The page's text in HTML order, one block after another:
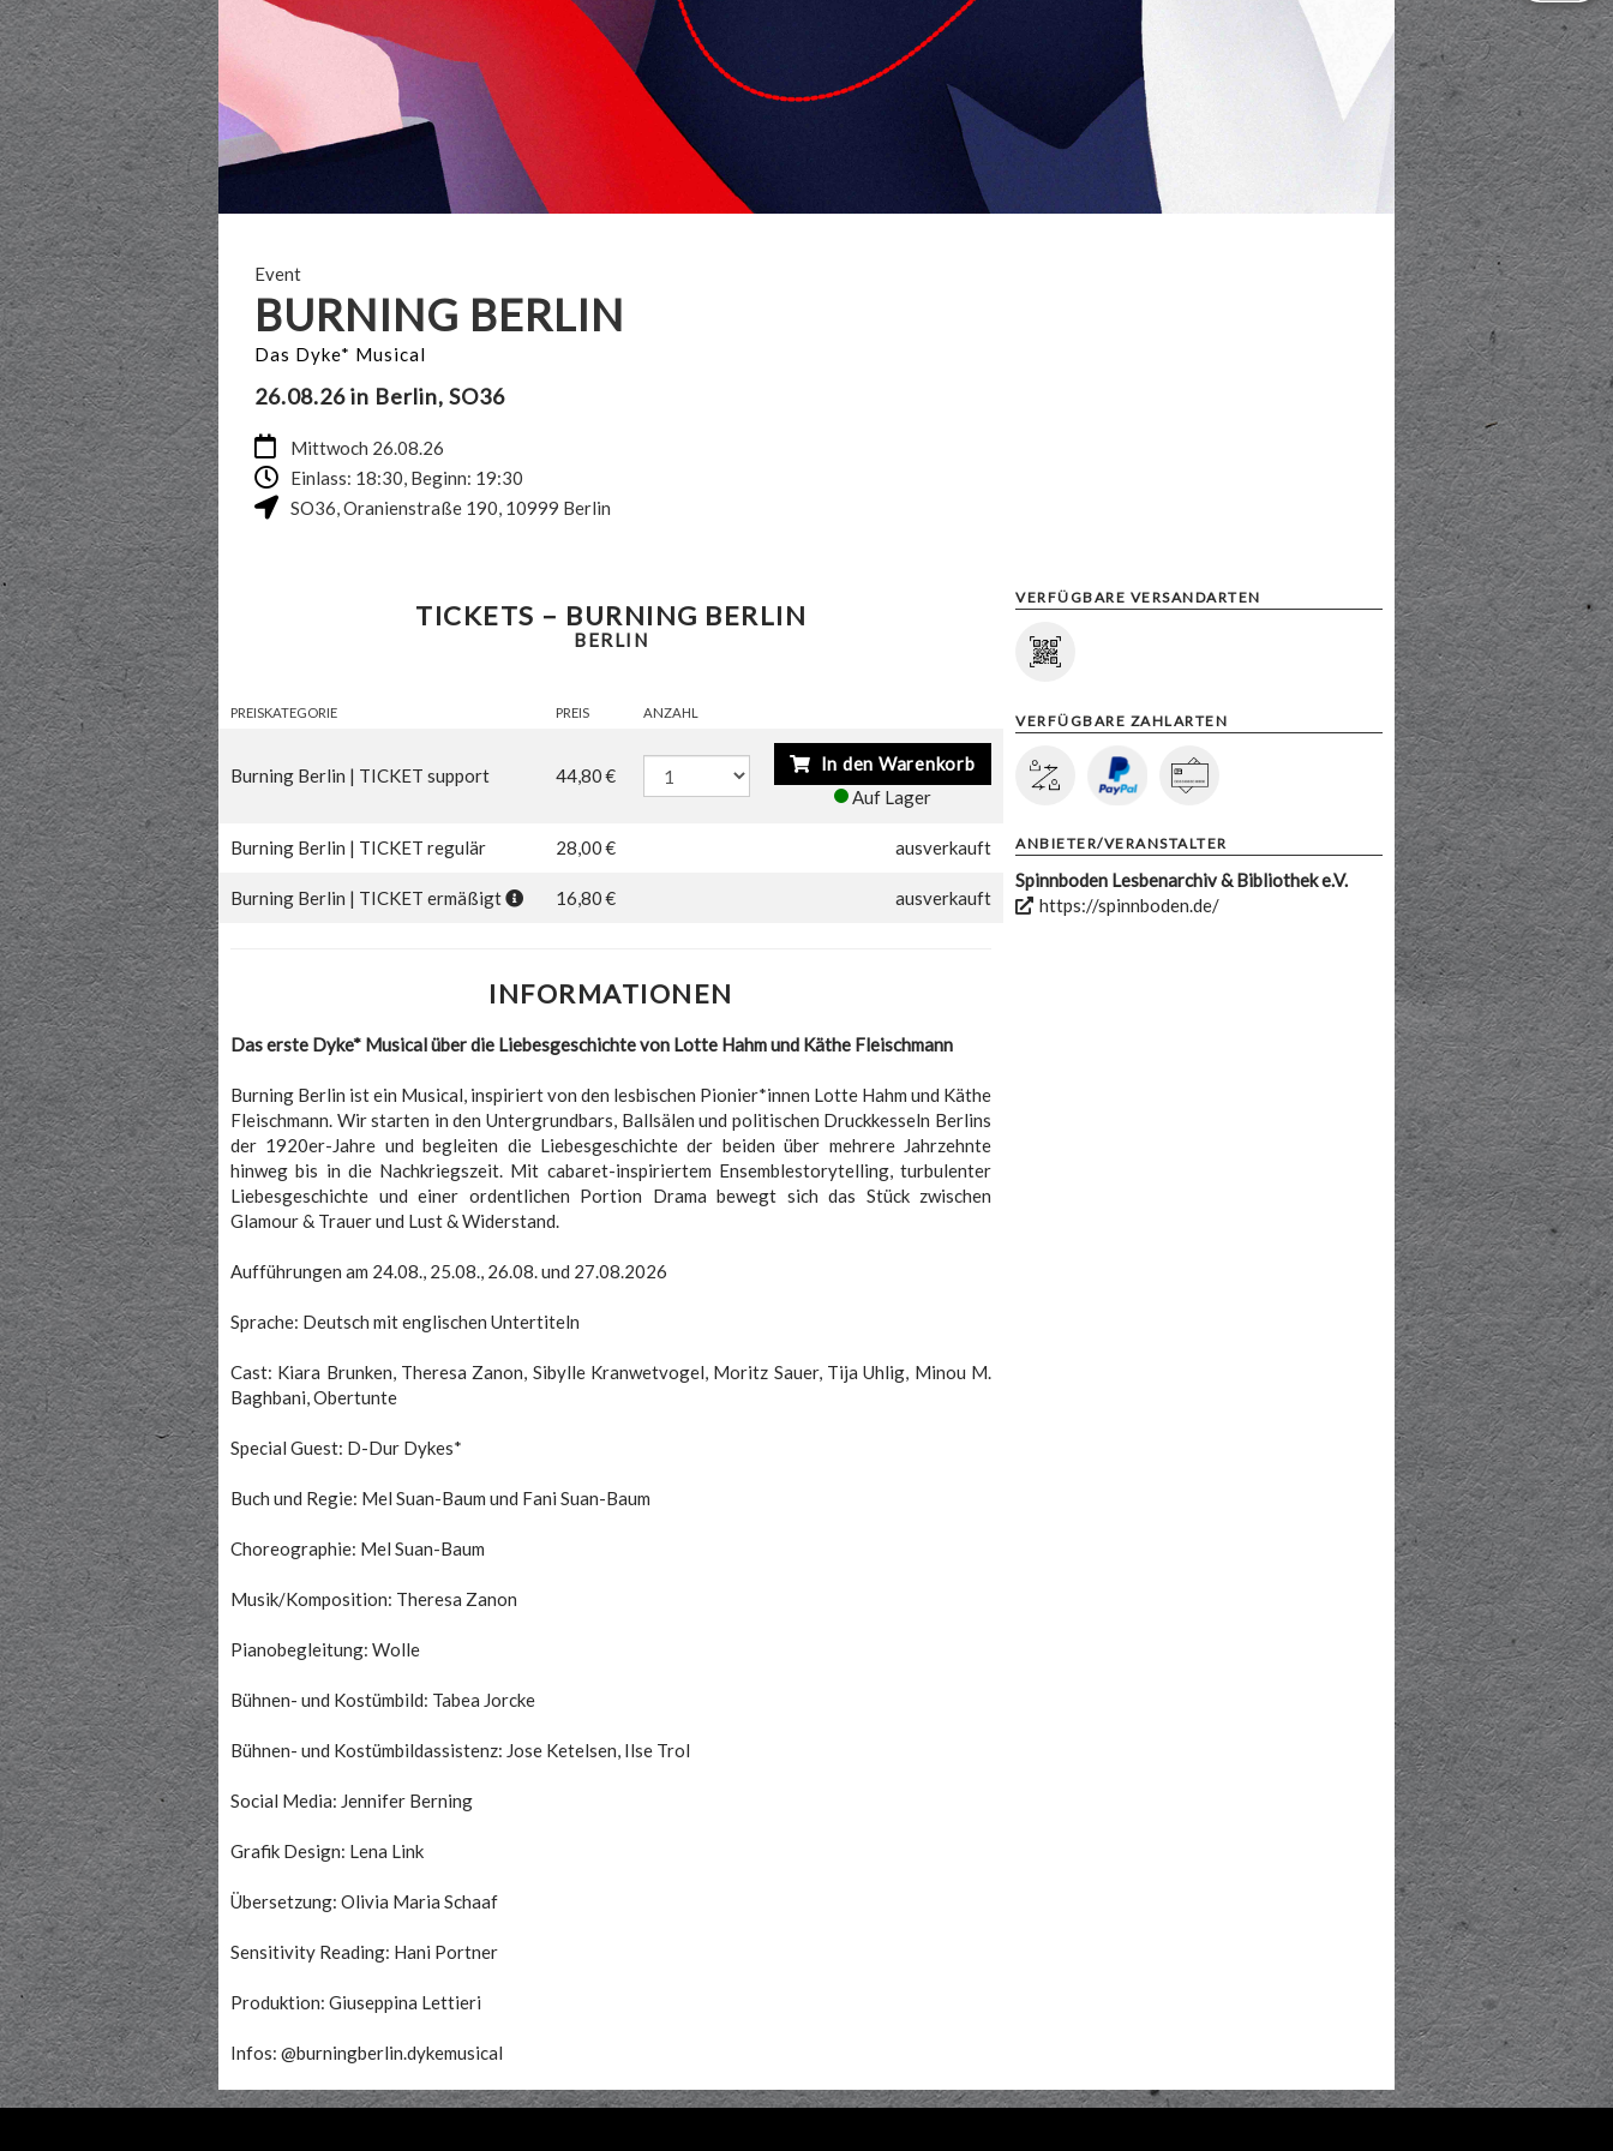
Event
BURNING BERLIN
Das Dyke* Musical
26.08.26 in Berlin, SO36
Mittwoch 26.08.26
Einlass: 18:30, Beginn: 19:30
SO36,Oranienstraße 190, 10999 Berlin
TICKETS – BURNING BERLIN
BERLIN
PREISKATEGORIE PREIS ANZAHL
Burning Berlin | TICKET support 44,80 €
In den Warenkorb
Auf Lager
Burning Berlin | TICKET regulär 28,00 € ausverkauft
Burning Berlin | TICKET ermäßigt 16,80 € ausverkauft
INFORMATIONEN
Das erste Dyke* Musical über die Liebesgeschichte von Lotte Hahm und Käthe Fleischmann
Burning Berlin ist ein Musical, inspiriert von den lesbischen Pionier*innen Lotte Hahm und Käthe
Fleischmann. Wir starten in den Untergrundbars, Ballsälen und politischen Druckkesseln Berlins
der 1920er-Jahre und begleiten die Liebesgeschichte der beiden über mehrere Jahrzehnte
hinweg bis in die Nachkriegszeit. Mit cabaret-inspiriertem Ensemblestorytelling, turbulenter
Liebesgeschichte und einer ordentlichen Portion Drama bewegt sich das Stück zwischen
Glamour & Trauer und Lust & Widerstand.
Aufführungen am 24.08., 25.08., 26.08. und 27.08.2026
Sprache: Deutsch mit englischen Untertiteln
Cast: Kiara Brunken, Theresa Zanon, Sibylle Kranwetvogel, Moritz Sauer, Tija Uhlig, Minou M.
Baghbani, Obertunte
Special Guest: D-Dur Dykes*
Buch und Regie: Mel Suan-Baum und Fani Suan-Baum
Choreographie: Mel Suan-Baum
Musik/Komposition: Theresa Zanon
Pianobegleitung: Wolle
Bühnen- und Kostümbild: Tabea Jorcke
Bühnen- und Kostümbildassistenz: Jose Ketelsen, Ilse Trol
Social Media: Jennifer Berning
Grafik Design: Lena Link
Übersetzung: Olivia Maria Schaaf
Sensitivity Reading: Hani Portner
Produktion: Giuseppina Lettieri
Infos: @burningberlin.dykemusical
VERFÜGBARE VERSANDARTEN
VERFÜGBARE ZAHLARTEN
ANBIETER/VERANSTALTER
Spinnboden Lesbenarchiv & Bibliothek e.V.
https://spinnboden.de/